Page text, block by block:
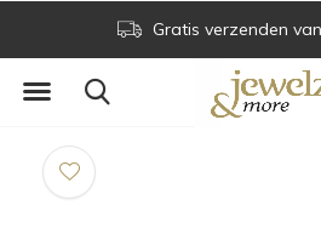
Gratis verzenden